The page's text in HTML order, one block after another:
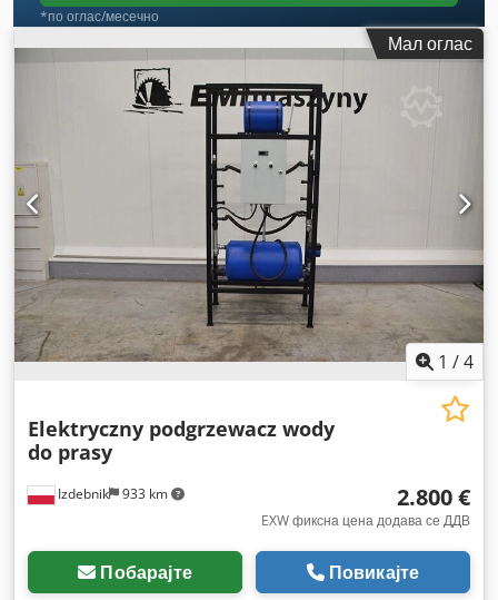
*по оглас/месечно
Мал оглас
1 /4
Izdebnik 933 km
Elektryczny podgrzewacz wody
do prasy
2.800 €
EXW фиксна цена додава се ДДВ
Побарајте Повикајте